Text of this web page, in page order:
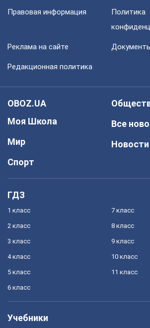
Правовая информация
Политика
Реклама на сайте
Редакционная политика
OBOZ.UA
Моя Школа
Мир
Спорт
Все
Новости
ГДЗ
1 класс
2 класс
3 класс
4 класс
5 класс
6 класс
7 класс
8 класс
9 класс
10 класс
11 класс
Учебники